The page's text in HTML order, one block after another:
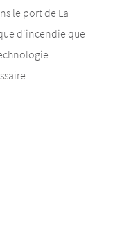
le port de La
d'incendie que